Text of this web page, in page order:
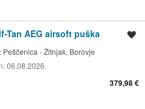
Tan AEG airsoft puška
Peščenica - Žitnjak, Borovje
06.08.2026.
379,98 €